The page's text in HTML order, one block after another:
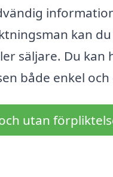
kan
säljare. Du
både enkel och
utan